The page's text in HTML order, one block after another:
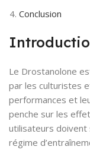
Conclusion
Le Drostanolone
par les culturistes
performances et
penche sur les
utilisateurs doivent
régime